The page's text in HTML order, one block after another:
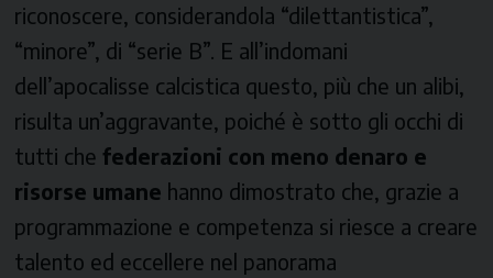
riconoscere, considerandola “dilettantistica”,
“minore”, di “serie B”. E all’indomani
dell’apocalisse calcistica questo, più che un alibi,
risulta un’aggravante, poiché è sotto gli occhi di
tutti che federazioni con meno denaro e
risorse umane hanno dimostrato che, grazie a
programmazione e competenza si riesce a creare
talento ed eccellere nel panorama